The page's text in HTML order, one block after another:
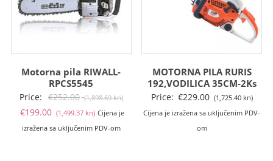
Motorna pila RIWALL-
RPCS5545
Price: €252.00 (1,898.69 kn)Izvorna
cijena
€199.00 (1,499.37 kn)Trenutna
cijena
Cijena je
izražena sa uključenim PDV-om
MOTORNA PILA RURIS
192,VODILICA 35CM-2Ks
Price: €229.00 (1,725.40 kn)
Cijena je izražena sa uključenim PDV-
om